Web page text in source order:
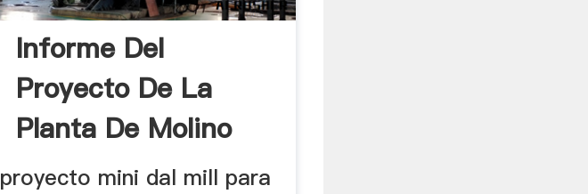
Informe Del
Proyecto De La
Planta De Molino
Besan
proyecto mini dal mill para